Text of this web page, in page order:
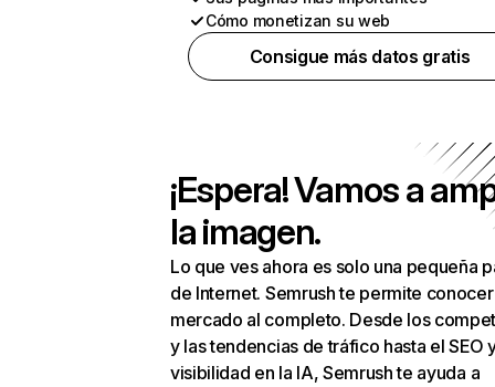
Cómo monetizan su web
Consigue más datos gratis
¡Espera! Vamos a
la imagen.
Lo que ves ahora es solo una pequeña
de Internet. Semrush te permite
mercado al completo. Desde los
y las tendencias de tráfico hasta el SEO
visibilidad en la IA, Semrush te ayuda a